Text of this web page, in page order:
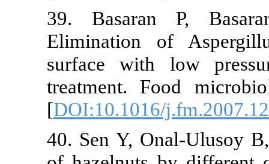
39. Basaran P,
Elimination of
surface with low
treatment. Food
[DOI:10.1016/
40. Sen Y, Onal-